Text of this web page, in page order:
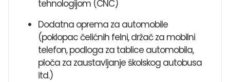
tehnologijom (CNC)
Dodatna oprema za automobile
(poklopac čelićnih felni, držač za mobilni
telefon, podloga za tablice automobila,
ploča za zaustavljanje školskog autobusa
itd.)